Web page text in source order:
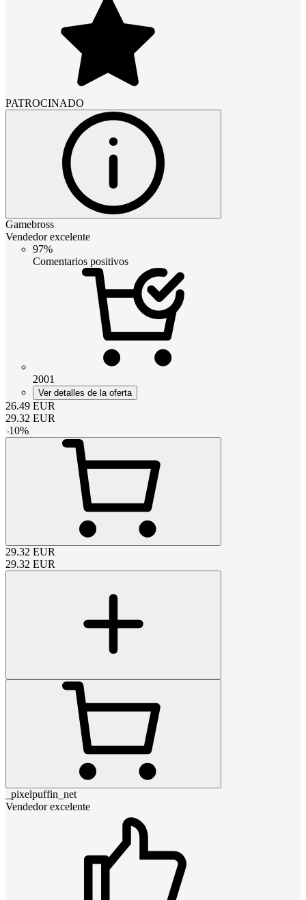
PATROCINADO
Gamebross
Vendedor excelente
97%
Comentarios positivos
2001
Ver detalles de la oferta
26.49 EUR
29.32 EUR
-10%
29.32 EUR
29.32 EUR
_pixelpuffin_net
Vendedor excelente